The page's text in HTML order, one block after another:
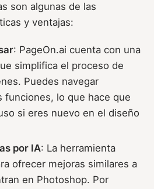
son algunas de las
y ventajas:
: PageOn.ai cuenta con una
simplifica el proceso de
Puedes navegar
funciones, lo que hace que
si eres nuevo en el diseño
por IA: La herramienta
ofrecer mejoras similares a
en Photoshop. Por